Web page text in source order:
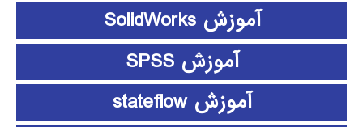
آموزش SolidWorks
آموزش SPSS
آموزش stateflow